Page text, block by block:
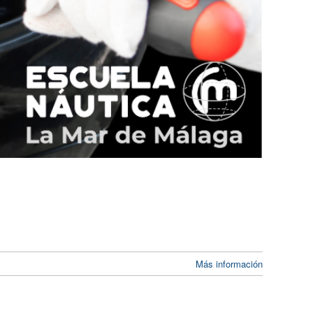
Más información